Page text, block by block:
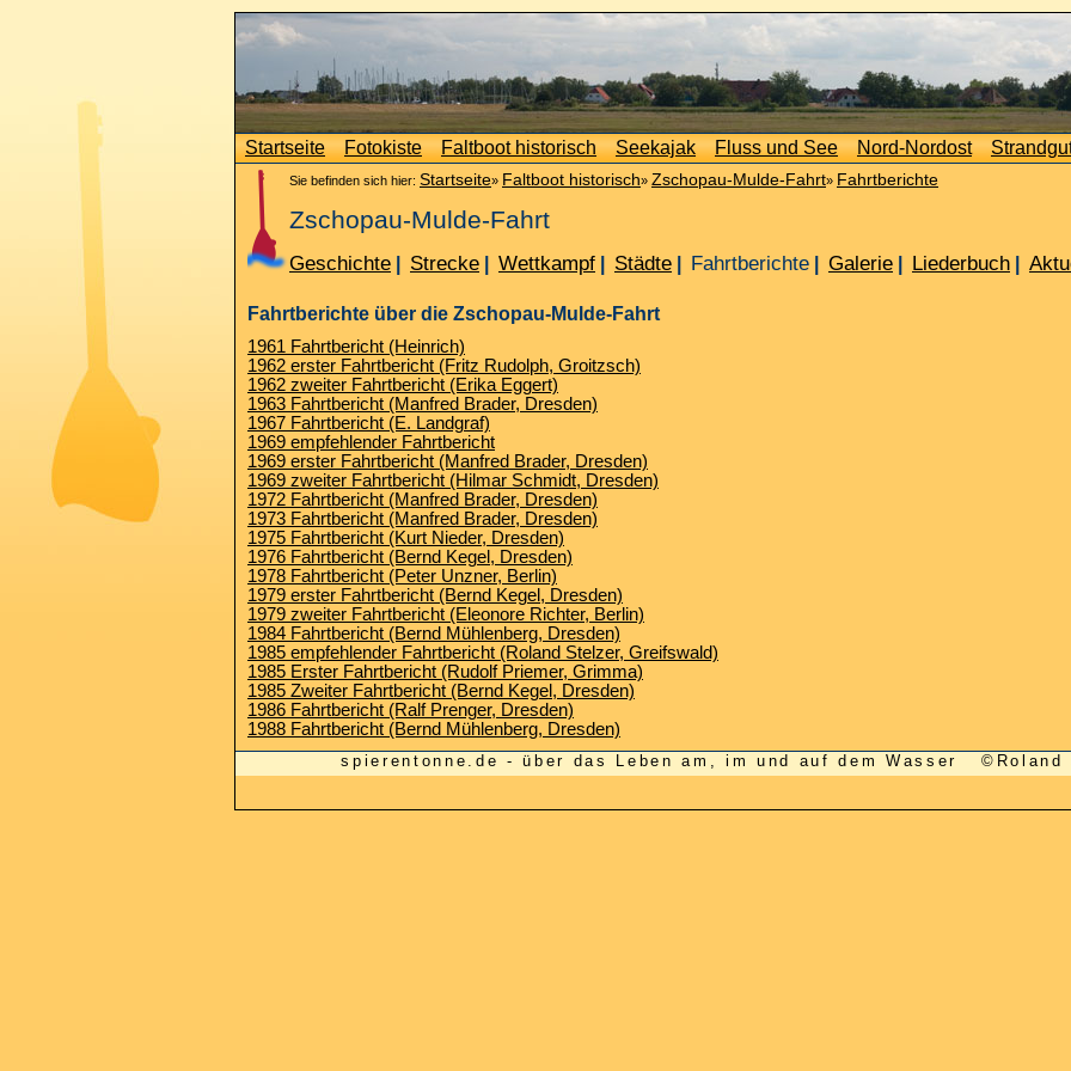
Startseite Fotokiste Faltboot historisch Seekajak Fluss und See Nord-Nordost
Sie befinden sich hier: Startseite» Faltboot historisch» Zschopau-Mulde-Fahrt» Fahrtberichte
Zschopau-Mulde-Fahrt
Geschichte Strecke Wettkampf Städte Fahrtberichte Galerie Liederbuch
Fahrtberichte über die Zschopau-Mulde-Fahrt
1961 Fahrtbericht (Heinrich)
1962 erster Fahrtbericht (Fritz Rudolph, Groitzsch)
1962 zweiter Fahrtbericht (Erika Eggert)
1963 Fahrtbericht (Manfred Brader, Dresden)
1967 Fahrtbericht (E. Landgraf)
1969 empfehlender Fahrtbericht
1969 erster Fahrtbericht (Manfred Brader, Dresden)
1969 zweiter Fahrtbericht (Hilmar Schmidt, Dresden)
1972 Fahrtbericht (Manfred Brader, Dresden)
1973 Fahrtbericht (Manfred Brader, Dresden)
1975 Fahrtbericht (Kurt Nieder, Dresden)
1976 Fahrtbericht (Bernd Kegel, Dresden)
1978 Fahrtbericht (Peter Unzner, Berlin)
1979 erster Fahrtbericht (Bernd Kegel, Dresden)
1979 zweiter Fahrtbericht (Eleonore Richter, Berlin)
1984 Fahrtbericht (Bernd Mühlenberg, Dresden)
1985 empfehlender Fahrtbericht (Roland Stelzer, Greifswald)
1985 Erster Fahrtbericht (Rudolf Priemer, Grimma)
1985 Zweiter Fahrtbericht (Bernd Kegel, Dresden)
1986 Fahrtbericht (Ralf Prenger, Dresden)
1988 Fahrtbericht (Bernd Mühlenberg, Dresden)
spierentonne.de - über das Leben am, im und auf dem Wasser